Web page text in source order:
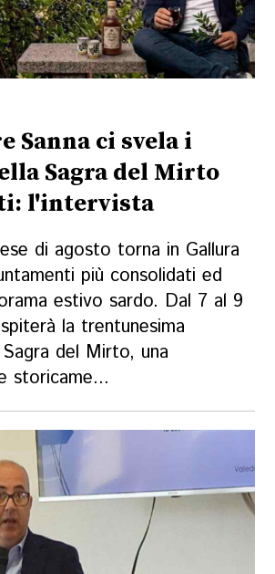
Sanna ci svela i
Sagra del Mirto
l'intervista
di agosto torna in Gallura
più consolidati ed
estivo sardo. Dal 7 al 9
la trentunesima
del Mirto, una
storicame...